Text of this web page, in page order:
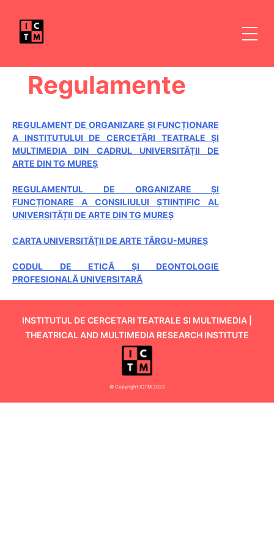
content
Regulamente
REGULAMENT DE ORGANIZARE ŞI FUNCȚIONARE
A INSTITUTULUI DE CERCETĂRI TEATRALE ȘI
MULTIMEDIA DIN CADRUL UNIVERSITĂŢII DE
ARTE DIN TG MUREȘ
REGULAMENTUL DE ORGANIZARE ȘI
FUNCȚIONARE A CONSILIULUI ȘTIINȚIFIC AL
UNIVERSITĂȚII DE ARTE DIN TG MUREȘ
CARTA UNIVERSITĂŢII DE ARTE TÂRGU-MUREŞ
CODUL DE ETICĂ ŞI DEONTOLOGIE
PROFESIONALĂ UNIVERSITARĂ
INSTITUTUL DE CERCETARI TEATRALE SI MULTIMEDIA |
THEATRICAL AND MULTIMEDIA RESEARCH INSTITUTE
© Copyright ICTM 2022